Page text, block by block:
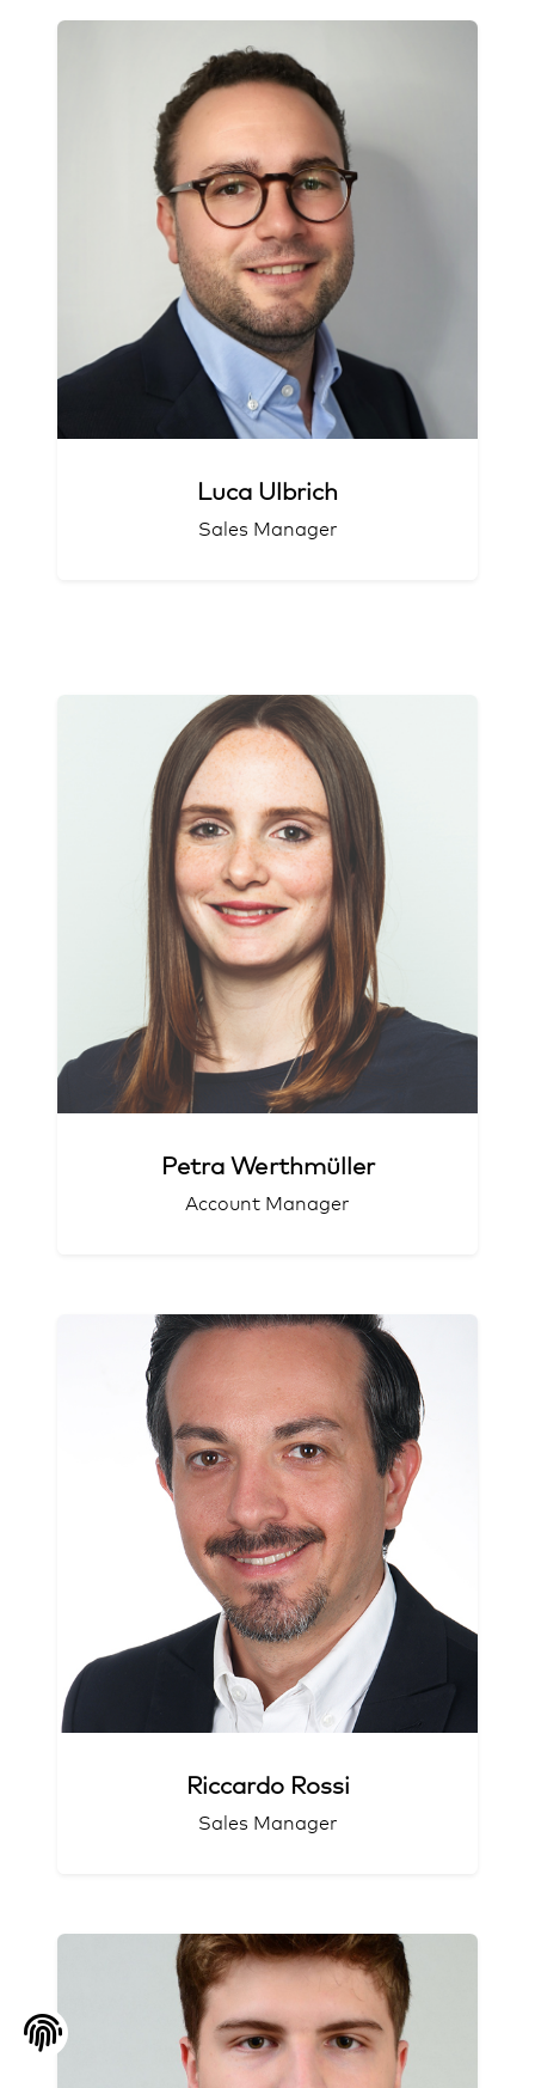
"Nebenjob" Roadshow-Moderator
Liebt die Flugbranche
Boeing Dreamliner-Fan
Luca Ulbrich
Sales Manager
Organisationsprofi
Weltentdeckerin
Wheel-Wizzard
Petra Werthmüller
Account Manager
Airline-Experte
Pizza & Pasta-Lover
Teamplayer
Riccardo Rossi
Sales Manager